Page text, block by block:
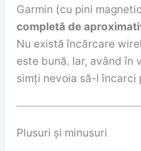
Garmin (cu pini
completă de
Nu există încărcare
este bună. Iar, având în
simți nevoia să-l încarci
Plusuri și minusuri